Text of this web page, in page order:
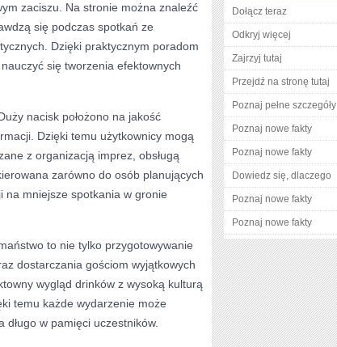
zaciszu. Na stronie można znaleźć
się podczas spotkań ze
Dzięki praktycznym poradom
się tworzenia efektownych
nacisk położono na jakość
Dzięki temu użytkownicy mogą
z organizacją imprez, obsługą
zarówno do osób planujących
na mniejsze spotkania w gronie
to nie tylko przygotowywanie
dostarczania gościom wyjątkowych
wygląd drinków z wysoką kulturą
temu każde wydarzenie może
w pamięci uczestników.
Dołącz teraz
Odkryj więcej
Zajrzyj tutaj
Przejdź na stronę tutaj
Poznaj pełne szczegóły
Poznaj nowe fakty
Poznaj nowe fakty
Dowiedz się, dlaczego
Poznaj nowe fakty
Poznaj nowe fakty